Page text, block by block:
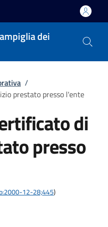
dei
/
prestato presso l'ente
di
presso
12-28;445)